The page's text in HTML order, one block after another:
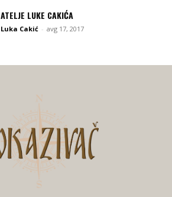
ATELJE LUKE CAKIĆA
Luka Cakić - avg 17, 2017